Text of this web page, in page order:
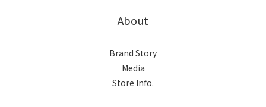
About
Brand Story
Media
Store Info.